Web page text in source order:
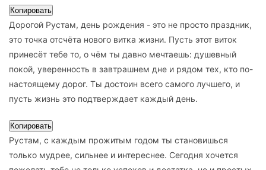
Копировать
Дорогой Рустам, день рождения - это не просто праздник,
это точка отсчёта нового витка жизни. Пусть этот виток
принесёт тебе то, о чём ты давно мечтаешь: душевный
покой, уверенность в завтрашнем дне и рядом тех, кто по-
настоящему дорог. Ты достоин всего самого лучшего, и
пусть жизнь это подтверждает каждый день.
Копировать
Рустам, с каждым прожитым годом ты становишься
только мудрее, сильнее и интереснее. Сегодня хочется